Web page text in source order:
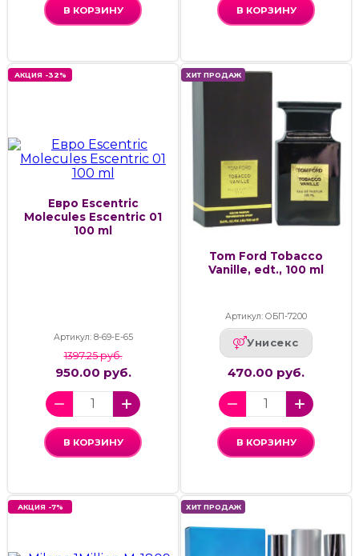
В КОРЗИНУ В КОРЗИНУ
АКЦИЯ -32%
Евро Escentric
Molecules Escentric 01
100 ml
Артикул: 8-69-Е-65
1397.25 руб.
950.00 руб.
В КОРЗИНУ
ХИТ ПРОДАЖ
Tom Ford Tobacco
Vanille, edt., 100 ml
Артикул: ОБП-7200
Унисекс
470.00 руб.
В КОРЗИНУ
АКЦИЯ -7% ХИТ ПРОДАЖ